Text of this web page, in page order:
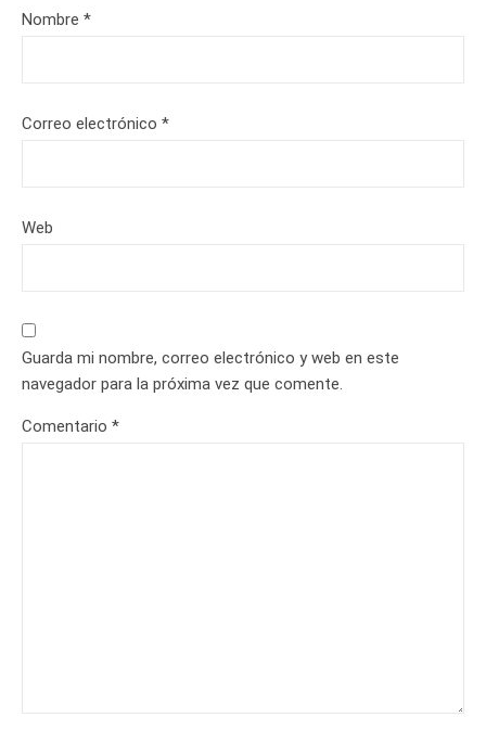
Nombre *
Correo electrónico *
Web
Guarda mi nombre, correo electrónico y web en este
navegador para la próxima vez que comente.
Comentario *